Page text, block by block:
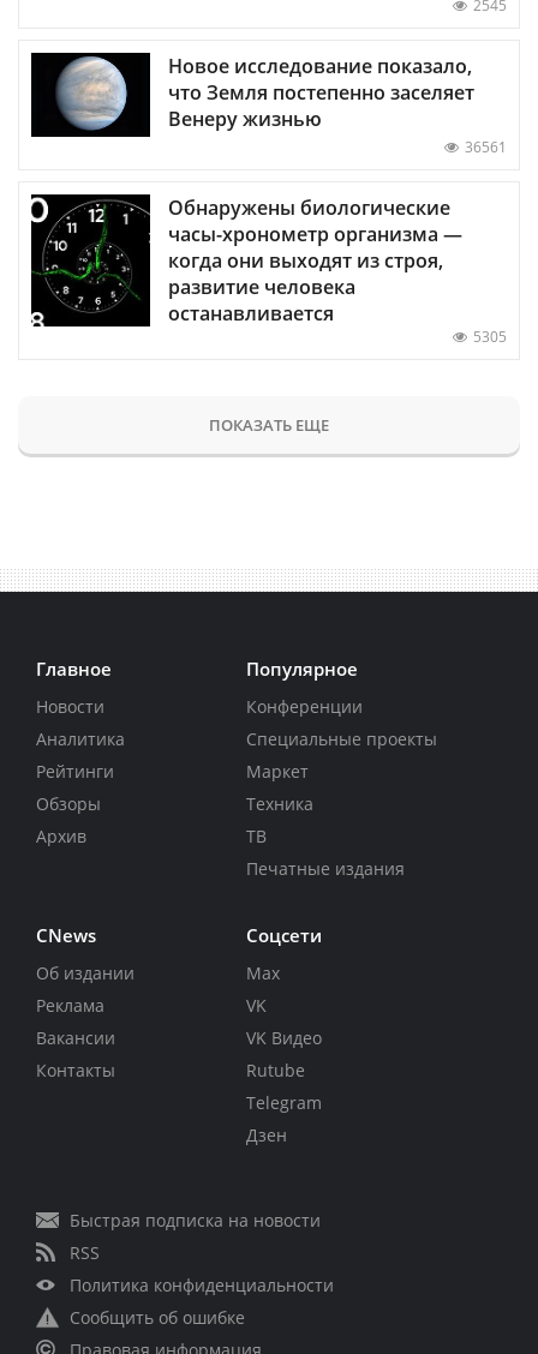
2545
Новое исследование показало,
что Земля постепенно заселяет
Венеру жизнью
36561
Обнаружены биологические
часы-хронометр организма —
когда они выходят из строя,
развитие человека
останавливается
5305
ПОКАЗАТЬ ЕЩЕ
Главное
Новости
Аналитика
Рейтинги
Обзоры
Архив
Популярное
Конференции
Специальные проекты
Маркет
Техника
ТВ
Печатные издания
CNews
Об издании
Реклама
Вакансии
Контакты
Соцсети
Max
VK
VK Видео
Rutube
Telegram
Дзен
Быстрая подписка на новости
RSS
Политика конфиденциальности
Сообщить об ошибке